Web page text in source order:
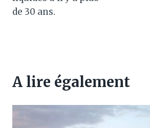
de 30 ans.
A lire également